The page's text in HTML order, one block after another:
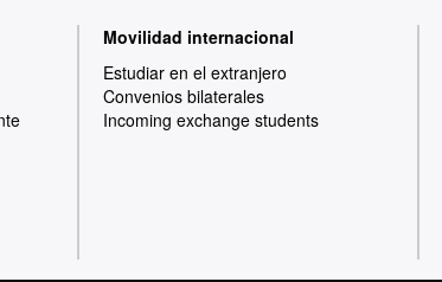
Movilidad internacional
Estudiar en el extranjero
Convenios bilaterales
Incoming exchange students